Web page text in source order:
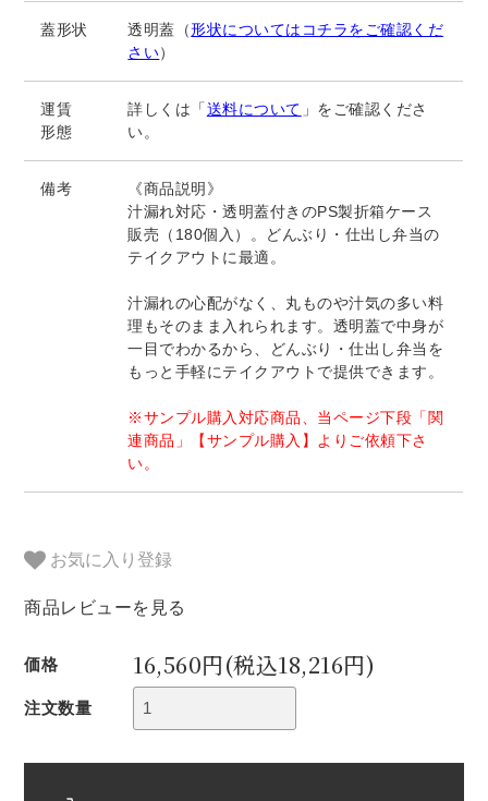
蓋形状 透明蓋（形状についてはコチラをご確認くだ
さい）
運賃
形態
詳しくは「送料について 」をご確認くださ
い。
備考
《商品説明》
汁漏れ対応・透明蓋付きのPS製折箱ケース
販売（180個入）。どんぶり・仕出し弁当の
テイクアウトに最適。
汁漏れの心配がなく、丸ものや汁気の多い料
理もそのまま入れられます。透明蓋で中身が
一目でわかるから、どんぶり・仕出し弁当を
もっと手軽にテイクアウトで提供できます。
※サンプル購入対応商品、当ページ下段「関
連商品」【サンプル購入】よりご依頼下さ
い。
お気に入り登録
商品レビューを見る
価格 16,560円(税込18,216円)
注文数量